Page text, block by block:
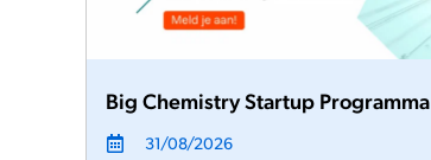
Big Chemistry Startup Programma
31/08/2026